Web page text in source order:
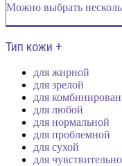
Можно выбрать
Тип кожи +
для жирной
для зрелой
для
для любой
для нормальной
для проблемной
для сухой
для